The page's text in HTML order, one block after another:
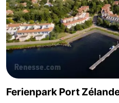
Zélande
Resort
Haamstede
-
Résidence
Hof
-
Schouwen
Schouwse
-
Ferienpark Port